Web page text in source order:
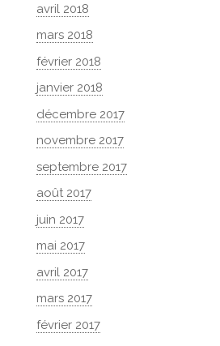
avril 2018
mars 2018
février 2018
janvier 2018
décembre 2017
novembre 2017
septembre 2017
août 2017
juin 2017
mai 2017
avril 2017
mars 2017
février 2017